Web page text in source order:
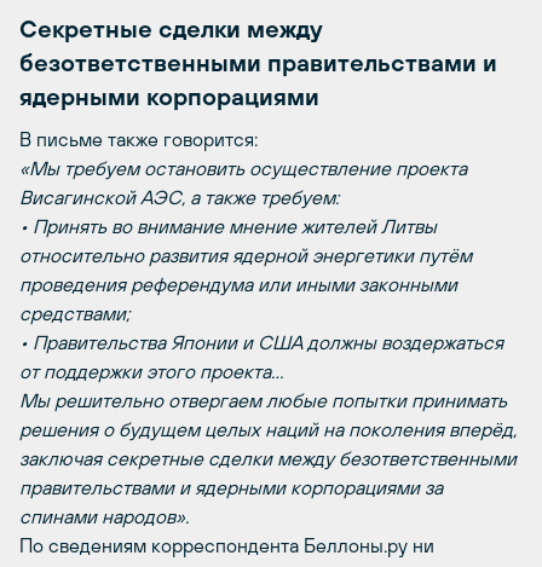
Секретные сделки между
безответственными правительствами и
ядерными корпорациями
В письме также говорится:
«Мы требуем остановить осуществление проекта
Висагинской АЭС, а также требуем:
• Принять во внимание мнение жителей Литвы
относительно развития ядерной энергетики путём
проведения референдума или иными законными
средствами;
• Правительства Японии и США должны воздержаться
от поддержки этого проекта…
Мы решительно отвергаем любые попытки принимать
решения о будущем целых наций на поколения вперёд,
заключая секретные сделки между безответственными
правительствами и ядерными корпорациями за
спинами народов».
По сведениям корреспондента Беллоны.ру ни